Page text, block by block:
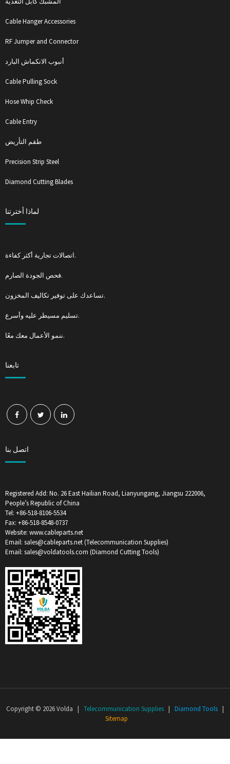
Cable Hanger Accessories
RF Jumper and Connector
أنبوب الانكماش البارد
Cable Pulling Sock
Hose Whip Check
Cable Entry
طقم التأريض
Precision Strip Steel
Diamond Cutting Blades
لماذا أخترتنا
اتصالات تجارية أكثر كفاءة.
فحص الجودة الصارم.
تساعدك على توفير تكاليف المخزون.
تسليم مسيطر عليه وأسرع.
ننمو الأعمال معك معًا.
تابعنا
اتصل بنا
Registered Add: No. 26 East Hailian Road, Lianyungang, Jiangsu 222006,
People’s Republic of China
Tel: +86-518-8106-5534
Fax: +86-518-8548-0737
Website: www.cableparts.net
Email: sales@cableparts.net (Telecommunication Supplies)
Email: sales@voldatools.com (Diamond Cutting Tools)
Copyright © 2026 Volda | Telecommunication Supplies | Diamond Tools |
Sitemap